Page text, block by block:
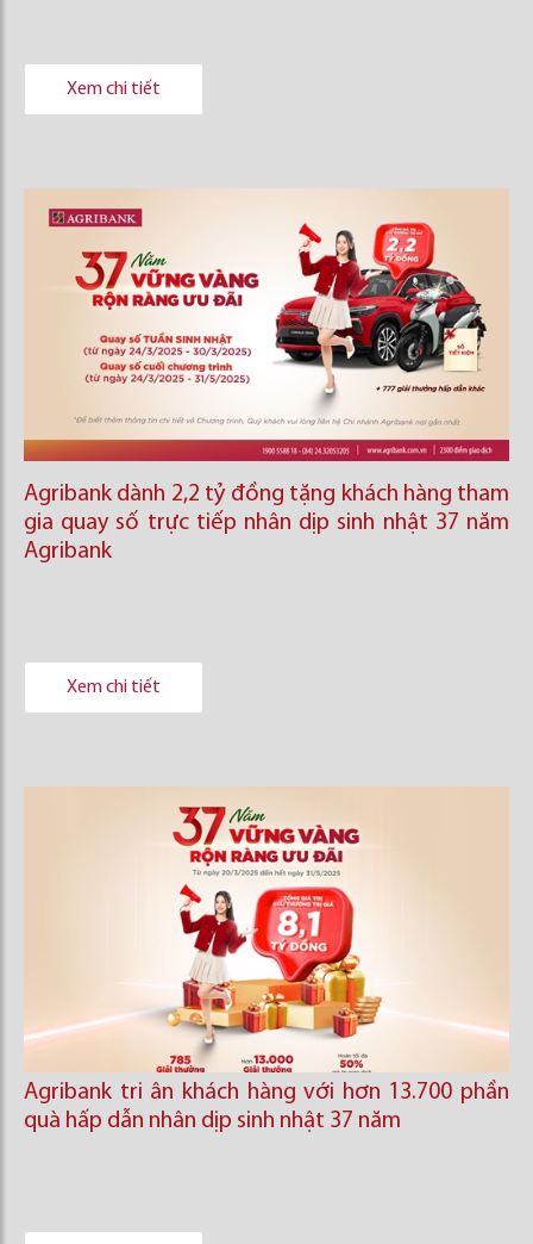
Xem chi tiết
Agribank dành 2,2 tỷ đồng tặng khách hàng tham
gia quay số trực tiếp nhân dịp sinh nhật 37 năm
Agribank
Xem chi tiết
Agribank tri ân khách hàng với hơn 13.700 phần
quà hấp dẫn nhân dịp sinh nhật 37 năm